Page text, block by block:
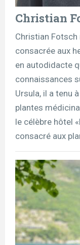
Christian
Christian
consacrée aux
en autodidacte
connaissances
Ursula, il a tenu
plantes
le célèbre hôtel
consacré aux